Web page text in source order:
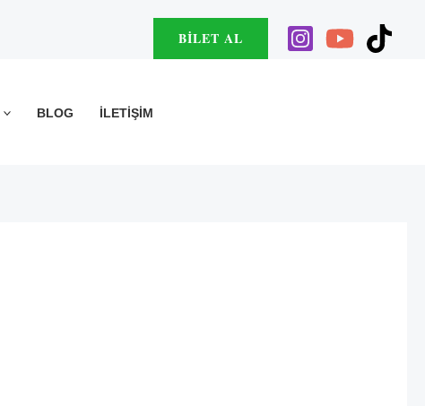
BILET AL
BLOG İLETIŞIM